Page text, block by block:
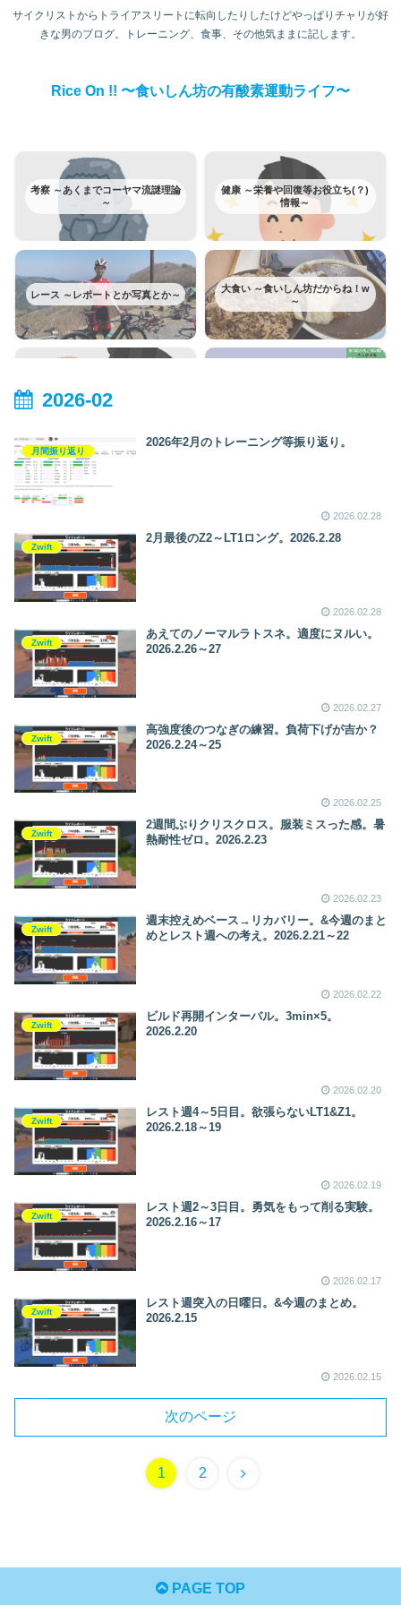
サイクリストからトライアスリートに転向したりしたけどやっぱりチャリが好
きな男のブログ。トレーニング、食事、その他気ままに記します。
Rice On !! 〜食いしん坊の有酸素運動ライフ〜
考察 ～あくまでコーヤマ流謎理論
～
健康 ～栄養や回復等お役立ち(？)
情報～
レース ～レポートとか写真とか～
大食い ～食いしん坊だからね！w
～
～
2026-02
月間振り返り
2026年2月のトレーニング等振り返り。
2026.02.28
Zwift
2月最後のZ2～LT1ロング。2026.2.28
2026.02.28
Zwift
あえてのノーマルラトスネ。適度にヌルい。
2026.2.26～27
2026.02.27
Zwift
高強度後のつなぎの練習。負荷下げが吉か？
2026.2.24～25
2026.02.25
Zwift
2週間ぶりクリスクロス。服装ミスった感。暑
熱耐性ゼロ。2026.2.23
2026.02.23
Zwift
週末控えめベース→リカバリー。&今週のまと
めとレスト週への考え。2026.2.21～22
2026.02.22
Zwift
ビルド再開インターバル。3min×5。
2026.2.20
2026.02.20
Zwift
レスト週4～5日目。欲張らないLT1&Z1。
2026.2.18～19
2026.02.19
Zwift
レスト週2～3日目。勇気をもって削る実験。
2026.2.16～17
2026.02.17
Zwift
レスト週突入の日曜日。&今週のまとめ。
2026.2.15
2026.02.15
次のページ
1 2
PAGE TOP